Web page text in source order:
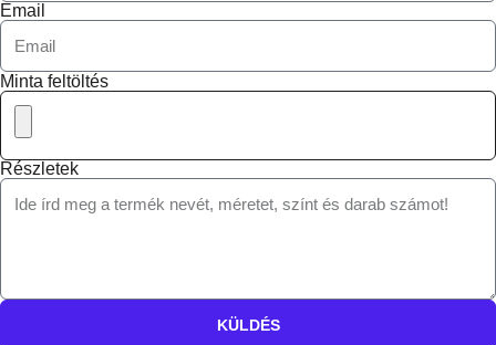
Email
Minta feltöltés
Részletek
KÜLDÉS